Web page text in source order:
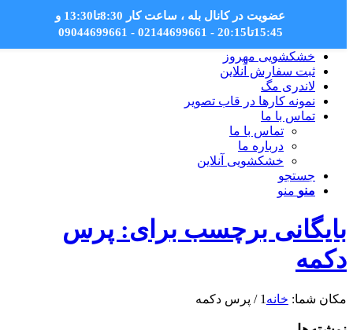
خشکشویی مهروز
ثبت سفارش آنلاین
لاندری مگ
نمونه کارها در قاب تصویر
تماس با ما
تماس با ما
درباره ما
خشکشویی آنلاین
جستجو
منو منو
بایگانی برچسب برای: پرس
دکمه
مکان شما: خانه 1
/ پرس دکمه
عضویت در کانال بله
، ساعت کار 8:30تا13:30 و
15:45تا20:15 - 02144699661 - 09044699661